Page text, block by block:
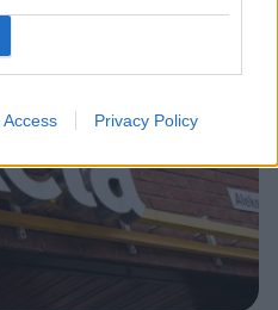
Access Privacy Policy